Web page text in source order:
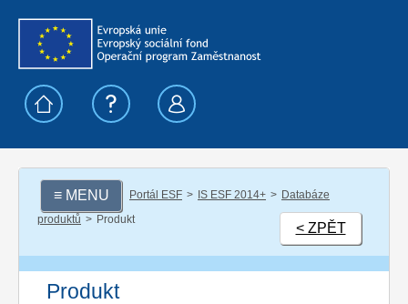
≡ MENU Portál ESF IS ESF 2014+
Databáze
produktů
Produkt
< ZPĚT
Produkt